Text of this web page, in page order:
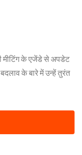
मीटिंग के एजेंडे से अपडेट
के बारे में उन्हें तुरंत